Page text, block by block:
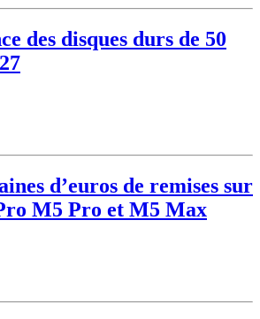
des disques durs de 50
d’euros de remises sur
M5 Pro et M5 Max